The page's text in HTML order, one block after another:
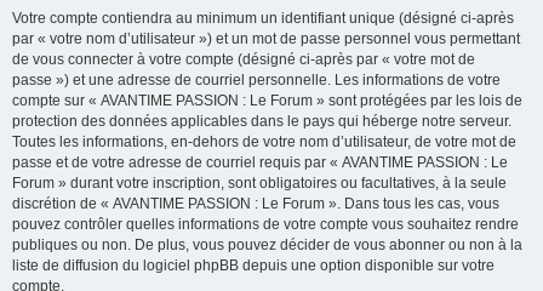
Votre compte contiendra au minimum un identifiant unique (désigné ci-après
par « votre nom d’utilisateur ») et un mot de passe personnel vous permettant
de vous connecter à votre compte (désigné ci-après par « votre mot de
passe ») et une adresse de courriel personnelle. Les informations de votre
compte sur « AVANTIME PASSION : Le Forum » sont protégées par les lois de
protection des données applicables dans le pays qui héberge notre serveur.
Toutes les informations, en-dehors de votre nom d’utilisateur, de votre mot de
passe et de votre adresse de courriel requis par « AVANTIME PASSION : Le
Forum » durant votre inscription, sont obligatoires ou facultatives, à la seule
discrétion de « AVANTIME PASSION : Le Forum ». Dans tous les cas, vous
pouvez contrôler quelles informations de votre compte vous souhaitez rendre
publiques ou non. De plus, vous pouvez décider de vous abonner ou non à la
liste de diffusion du logiciel phpBB depuis une option disponible sur votre
compte.